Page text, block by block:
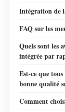
Intégration de
FAQ sur les
Quels sont les
intégrée par
Est-ce que
bonne qualité
Comment